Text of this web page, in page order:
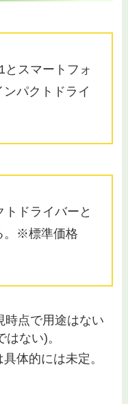
とスマートフォ
パクトドライ
ドライバーと
。※標準価格
時点で用途はない
ない)。
体的には未定。